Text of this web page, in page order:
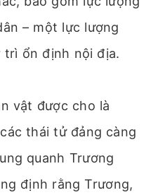
– một lực lượng
ổn định nội địa.
vật được cho là
thái tử đảng càng
quanh Trương
định rằng Trương,